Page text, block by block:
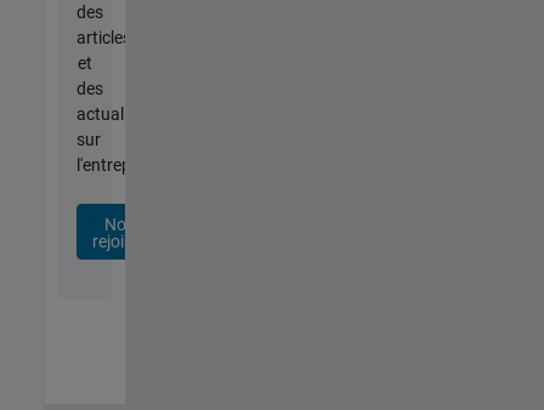
des
articles
et
des
actualités
sur
l'entreprise.
Nous
rejoindre